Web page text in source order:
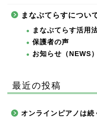
まなぶてらすについ
まなぶてらす活用
保護者の声
お知らせ（NEWS）
最近の投稿
オンラインピアノは